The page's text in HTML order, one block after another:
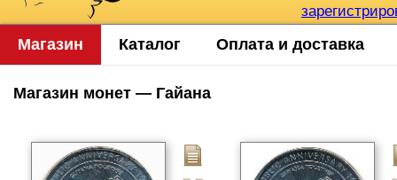
Магазин Каталог Оплата и доставка
Магазин монет — Гайана